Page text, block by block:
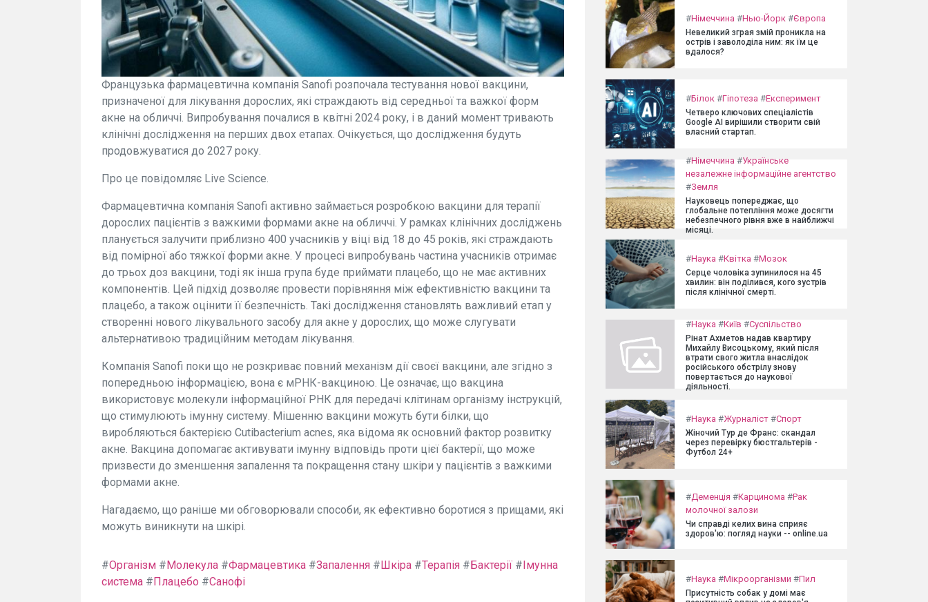
Французька фармацевтична компанія Sanofi розпочала тестування нової вакцини,
призначеної для лікування дорослих, які страждають від середньої та важкої форм
акне на обличчі. Випробування почалися в квітні 2024 року, і в даний момент тривають
клінічні дослідження на перших двох етапах. Очікується, що дослідження будуть
продовжуватися до 2027 року.
Про це повідомляє Live Science.
Фармацевтична компанія Sanofi активно займається розробкою вакцини для терапії
дорослих пацієнтів з важкими формами акне на обличчі. У рамках клінічних досліджень
планується залучити приблизно 400 учасників у віці від 18 до 45 років, які страждають
від помірної або тяжкої форми акне. У процесі випробувань частина учасників отримає
до трьох доз вакцини, тоді як інша група буде приймати плацебо, що не має активних
компонентів. Цей підхід дозволяє провести порівняння між ефективністю вакцини та
плацебо, а також оцінити її безпечність. Такі дослідження становлять важливий етап у
створенні нового лікувального засобу для акне у дорослих, що може слугувати
альтернативою традиційним методам лікування.
Компанія Sanofi поки що не розкриває повний механізм дії своєї вакцини, але згідно з
попередньою інформацією, вона є мРНК-вакциною. Це означає, що вакцина
використовує молекули інформаційної РНК для передачі клітинам організму інструкцій,
що стимулюють імунну систему. Мішенню вакцини можуть бути білки, що
виробляються бактерією Cutibacterium acnes, яка відома як основний фактор розвитку
акне. Вакцина допомагає активувати імунну відповідь проти цієї бактерії, що може
призвести до зменшення запалення та покращення стану шкіри у пацієнтів з важкими
формами акне.
Нагадаємо, що раніше ми обговорювали способи, як ефективно боротися з прищами, які
можуть виникнути на шкірі.
#Організм #Молекула #Фармацевтика #Запалення #Шкіра #Терапія #Бактерії #Імунна
система #Плацебо #Санофі
#Німеччина #Нью-Йорк #Європа
Невеликий зграя змій проникла на
острів і заволоділа ним: як їм це
вдалося?
#Білок #Гіпотеза #Експеримент
Четверо ключових спеціалістів
Google AI вирішили створити свій
власний стартап.
#Німеччина #Українське
незалежне інформаційне агентство
#Земля
Науковець попереджає, що
глобальне потепління може досягти
небезпечного рівня вже в найближчі
місяці.
#Наука #Квітка #Мозок
Серце чоловіка зупинилося на 45
хвилин: він поділився, кого зустрів
після клінічної смерті.
#Наука #Київ #Суспільство
Рінат Ахметов надав квартиру
Михайлу Висоцькому, який після
втрати свого житла внаслідок
російського обстрілу знову
повертається до наукової
діяльності.
#Наука #Журналіст #Спорт
Жіночий Тур де Франс: скандал
через перевірку бюстгальтерів -
Футбол 24+
#Деменція #Карцинома #Рак
молочної залози
Чи справді келих вина сприяє
здоров'ю: погляд науки -- online.ua
#Наука #Мікроорганізми #Пил
Присутність собак у домі має